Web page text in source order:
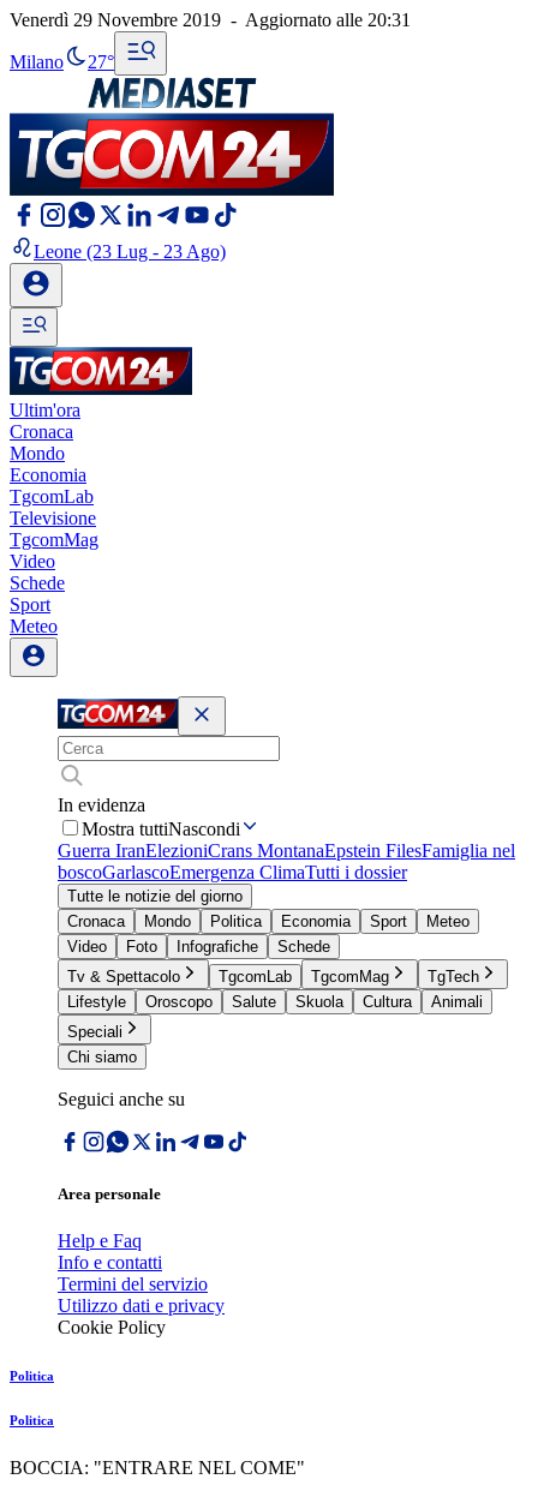
Venerdì 29 Novembre 2019 - Aggiornato alle 20:31
Milano 27°
Leone (23 Lug - 23 Ago)
Ultim'ora
Cronaca
Mondo
Economia
TgcomLab
Televisione
TgcomMag
Video
Schede
Sport
Meteo
In evidenza
Mostra tuttiNascondi
Guerra IranElezioniCrans MontanaEpstein FilesFamiglia nel
boscoGarlascoEmergenza ClimaTutti i dossier
Tutte le notizie del giorno
Cronaca
Mondo Politica Economia Sport
Meteo
Video
Foto Infografiche
Schede
Tv & Spettacolo
TgcomLab TgcomMag
TgTech
Lifestyle
Oroscopo Salute Skuola Cultura
Animali
Speciali
Chi siamo
Seguici anche su
Area personale
Help e Faq
Info e contatti
Termini del servizio
Utilizzo dati e privacy
Cookie Policy
Politica
Politica
BOCCIA: "ENTRARE NEL COME"